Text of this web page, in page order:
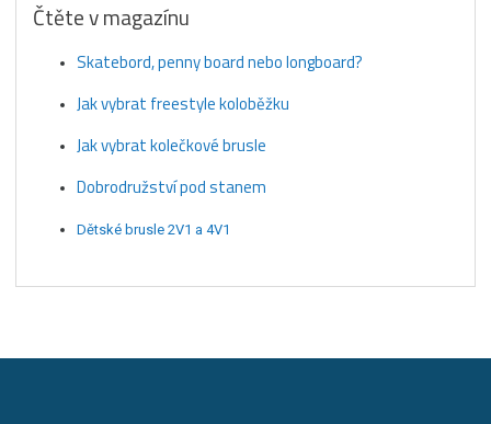
Čtěte v magazínu
Skatebord, penny board nebo longboard?
Jak vybrat freestyle koloběžku
Jak vybrat kolečkové brusle
Dobrodružství pod stanem
Dětské brusle 2V1 a 4V1